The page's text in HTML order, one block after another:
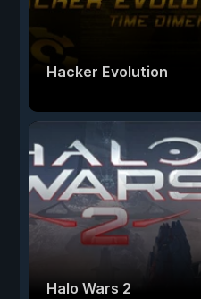
Hacker Evolution
Halo Wars 2